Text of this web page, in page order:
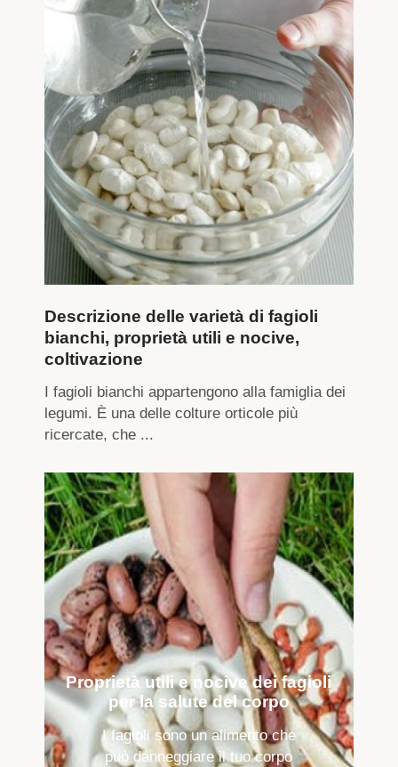
Descrizione delle varietà di fagioli
bianchi, proprietà utili e nocive,
coltivazione
I fagioli bianchi appartengono alla famiglia dei
legumi. È una delle colture orticole più
ricercate, che ...
Proprietà utili e nocive dei fagioli
per la salute del corpo
I fagioli sono un alimento che
può danneggiare il tuo corpo